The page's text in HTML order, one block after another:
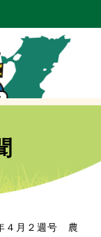
４月２週号 農